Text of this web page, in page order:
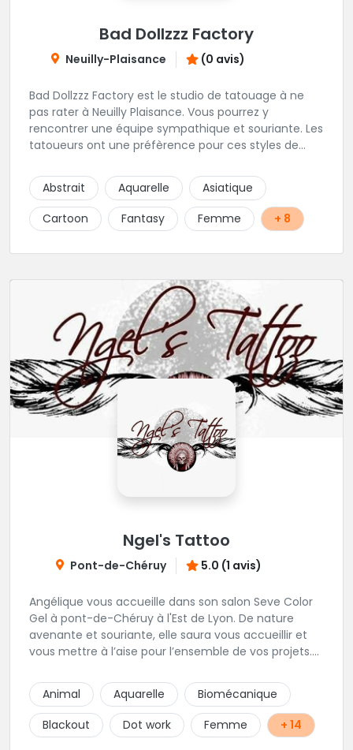
Bad Dollzzz Factory
Neuilly-Plaisance (0 avis)
Bad Dollzzz Factory est le studio de tatouage à ne
pas rater à Neuilly Plaisance. Vous pourrez y
rencontrer une équipe sympathique et souriante. Les
tatoueurs ont une préfèrence pour ces styles de
culture et traits fins. Foncez !
Abstrait Aquarelle
Asiatique
Cartoon
Fantasy Femme + 8
Ngel's Tattoo
Pont-de-Chéruy 5.0 (1 avis)
Angélique vous accueille dans son salon Seve Color
Gel à pont-de-Chéruy à l'Est de Lyon. De nature
avenante et souriante, elle saura vous accueillir et
vous mettre à l’aise pour l’ensemble de vos projets.
tatouages allant des calligraphies, motifs floraux au
réalisme.
Animal Aquarelle
Biomécanique
Blackout
Dot work Femme + 14